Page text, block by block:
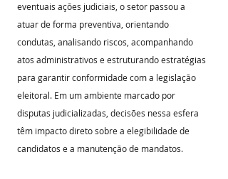
eventuais ações judiciais, o setor passou a
atuar de forma preventiva, orientando
condutas, analisando riscos, acompanhando
atos administrativos e estruturando estratégias
para garantir conformidade com a legislação
eleitoral. Em um ambiente marcado por
disputas judicializadas, decisões nessa esfera
têm impacto direto sobre a elegibilidade de
candidatos e a manutenção de mandatos.